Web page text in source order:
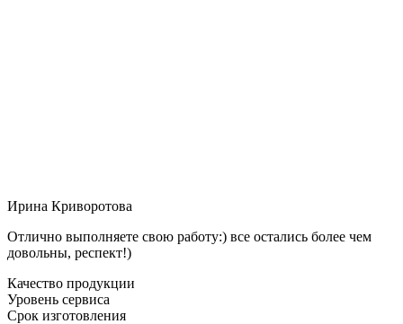
Ирина Криворотова
Отлично выполняете свою работу:) все остались более чем
довольны, респект!)
Качество продукции
Уровень сервиса
Срок изготовления